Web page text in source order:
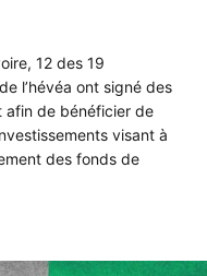
12 des 19
l’hévéa ont signé des
afin de bénéficier de
visant à
des fonds de